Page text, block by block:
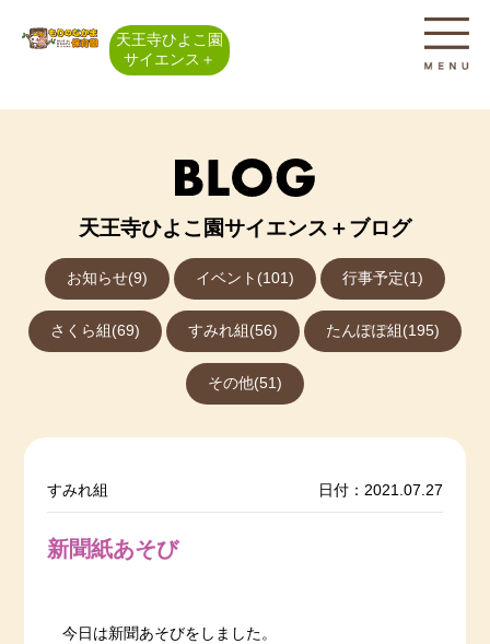
天王寺ひよこ園
サイエンス＋
天王寺ひよこ園サイエンス＋ブログ
お知らせ(9) イベント(101) 行事予定(1)
さくら組(69) すみれ組(56) たんぽぽ組(195)
その他(51)
すみれ組 日付：2021.07.27
新聞紙あそび
今日は新聞あそびをしました。